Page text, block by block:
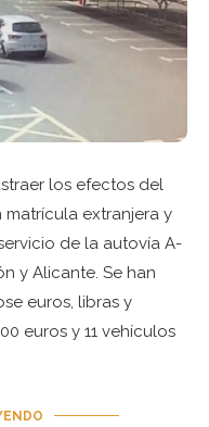
los efectos del
extranjera y
de la autovía A-
y Alicante. Se han
euros, libras y
euros y 11 vehículos